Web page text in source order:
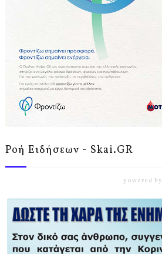
Ροή Ειδήσεων - Skai.GR
powered by